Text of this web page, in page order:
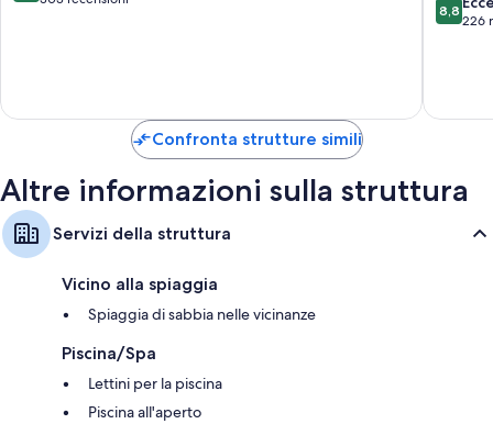
Sale da pranzo indipendenti, cucine e frigoriferi con congelatore
-
su
8,8
226
Confronta strutture simili
Altre informazioni sulla struttura
Servizi della struttura
Vicino alla spiaggia
Spiaggia di sabbia nelle vicinanze
Piscina/Spa
Lettini per la piscina
Piscina all'aperto